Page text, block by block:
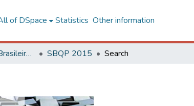
of DSpace Statistics Other information
SBQP - Simpósio Brasileiro de Qualidade do Projeto no Ambiente Construído SBQP 2015 Search